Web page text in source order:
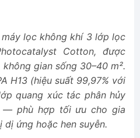
lọc không khí 3 lớp lọc
Cotton, được
gian sống 30–40 m².
H13 (hiệu suất 99,97% với
quang xúc tác phân hủy
— phù hợp tối ưu cho gia
ứng hoặc hen suyễn.